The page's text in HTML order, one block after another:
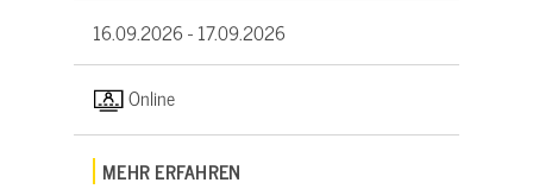
16.09.2026 -17.09.2026
Online
MEHR ERFAHREN